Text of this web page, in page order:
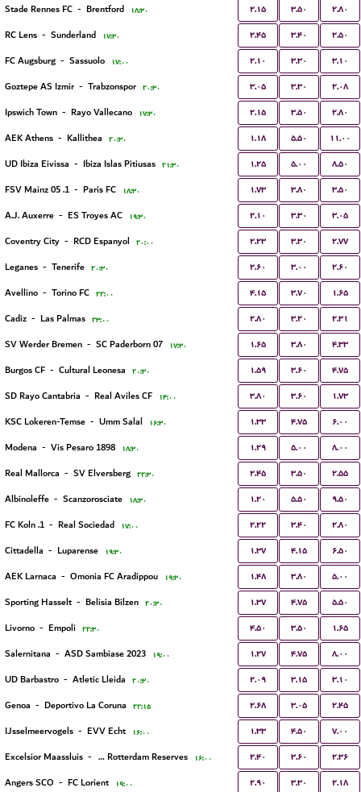
Stade Rennes FC - Brentford ۱۸:۳۰ ۲.۱۵ ۳.۵۰ ۲.۸۰
RC Lens - Sunderland ۱۷:۳۰ ۲.۴۵ ۳.۴۰ ۲.۵۰
FC Augsburg - Sassuolo ۱۷:۰۰ ۲.۱۰ ۳.۳۰ ۳.۱۰
Goztepe AS Izmir - Trabzonspor ۲۰:۳۰ ۳.۰۵ ۳.۳۰ ۲.۰۸
Ipswich Town - Rayo Vallecano ۱۷:۳۰ ۲.۱۵ ۳.۵۰ ۲.۸۰
AEK Athens - Kallithea ۲۰:۳۰ ۱.۱۸ ۵.۵۰ ۱۱.۰۰
UD Ibiza Eivissa - Ibiza Islas Pitiusas ۲۱:۳۰ ۱.۲۵ ۵.۰۰ ۸.۵۰
1. FSV Mainz 05 - Paris FC ۱۸:۳۰ ۱.۷۳ ۳.۸۰ ۳.۵۰
A.J. Auxerre - ES Troyes AC ۱۹:۳۰ ۲.۱۰ ۳.۳۰ ۳.۰۵
Coventry City - RCD Espanyol ۲۰:۰۰ ۲.۲۳ ۳.۳۰ ۲.۷۷
Leganes - Tenerife ۲۰:۳۰ ۲.۶۰ ۳.۰۰ ۲.۶۰
Avellino - Torino FC ۲۲:۰۰ ۴.۱۵ ۳.۷۰ ۱.۶۵
Cadiz - Las Palmas ۲۳:۰۰ ۲.۸۰ ۳.۲۰ ۲.۳۱
SV Werder Bremen - SC Paderborn 07 ۱۷:۳۰ ۱.۶۵ ۳.۸۰ ۴.۳۳
Burgos CF - Cultural Leonesa ۲۰:۳۰ ۱.۵۹ ۳.۶۰ ۴.۷۵
SD Rayo Cantabria - Real Aviles CF ۱۴:۰۰ ۳.۸۰ ۳.۶۰ ۱.۷۳
KSC Lokeren-Temse - Umm Salal ۱۶:۳۰ ۱.۳۳ ۴.۷۵ ۶.۰۰
Modena - Vis Pesaro 1898 ۱۸:۳۰ ۱.۲۹ ۵.۰۰ ۸.۰۰
Real Mallorca - SV Elversberg ۲۲:۳۰ ۲.۴۵ ۳.۵۰ ۲.۵۵
Albinoleffe - Scanzorosciate ۱۸:۳۰ ۱.۲۰ ۵.۵۰ ۹.۵۰
1. FC Koln - Real Sociedad ۱۷:۰۰ ۲.۲۲ ۳.۴۰ ۲.۸۰
Cittadella - Luparense ۱۹:۳۰ ۱.۳۷ ۴.۱۵ ۶.۵۰
AEK Larnaca - Omonia FC Aradippou ۱۹:۳۰ ۱.۴۸ ۳.۸۰ ۵.۰۰
Sporting Hasselt - Belisia Bilzen ۲۰:۳۰ ۱.۳۷ ۴.۷۵ ۵.۵۰
Livorno - Empoli ۲۲:۳۰ ۴.۵۰ ۳.۵۰ ۱.۶۵
Salernitana - ASD Sambiase 2023 ۱۹:۰۰ ۱.۲۷ ۴.۷۵ ۸.۰۰
UD Barbastro - Atletic Lleida ۲۰:۳۰ ۲.۰۹ ۳.۱۵ ۳.۱۰
Genoa - Deportivo La Coruna ۲۲:۱۵ ۲.۶۸ ۳.۰۵ ۲.۴۵
IJsselmeervogels - EVV Echt ۱۶:۰۰ ۱.۳۳ ۴.۵۰ ۷.۰۰
Excelsior Maassluis - Sparta Rotterdam Reserves ۱۶:۰۰ ۲.۴۰ ۳.۶۰ ۲.۳۶
Angers SCO - FC Lorient ۱۹:۰۰ ۲.۹۰ ۳.۳۰ ۲.۱۸